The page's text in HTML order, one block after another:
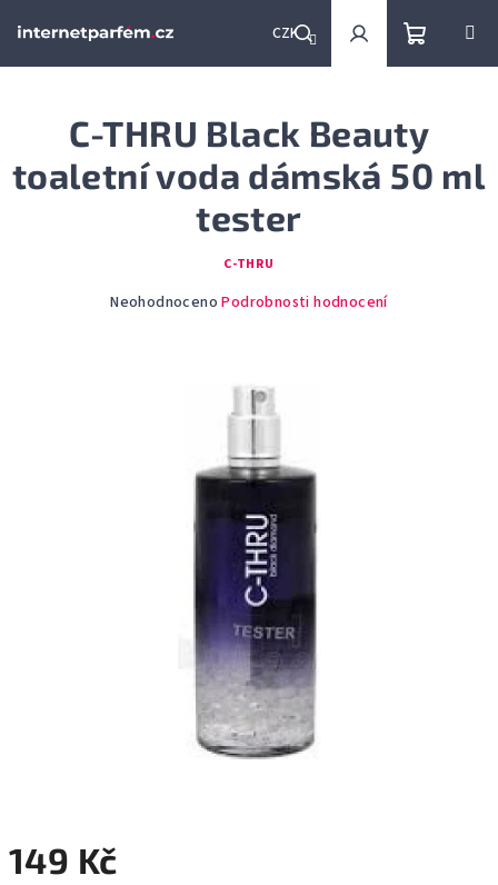
CZK
Hledat PřihlášeníNákupní
košík
149 Kč
C-THRU Black Beauty
toaletní voda dámská 50 ml
tester
C-THRU
Průměrné
Neohodnoceno Podrobnosti hodnocení